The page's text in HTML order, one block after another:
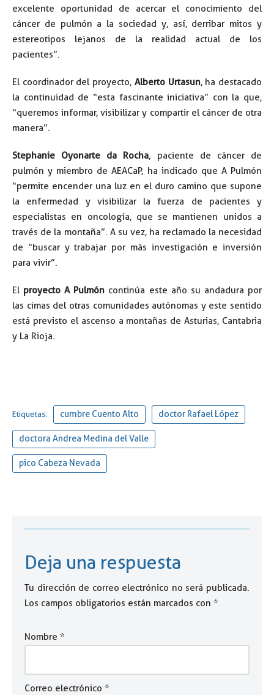
excelente oportunidad de acercar el conocimiento del
cáncer de pulmón a la sociedad y, así, derribar mitos y
estereotipos lejanos de la realidad actual de los
pacientes”.
El coordinador del proyecto, Alberto Urtasun, ha destacado
la continuidad de “esta fascinante iniciativa” con la que,
“queremos informar, visibilizar y compartir el cáncer de otra
manera”.
Stephanie Oyonarte da Rocha, paciente de cáncer de
pulmón y miembro de AEACaP, ha indicado que A Pulmón
“permite encender una luz en el duro camino que supone
la enfermedad y visibilizar la fuerza de pacientes y
especialistas en oncología, que se mantienen unidos a
través de la montaña”. A su vez, ha reclamado la necesidad
de “buscar y trabajar por más investigación e inversión
para vivir”.
El proyecto A Pulmón continúa este año su andadura por
las cimas del otras comunidades autónomas y este sentido
está previsto el ascenso a montañas de Asturias, Cantabria
y La Rioja.
Etiquetas: cumbre Cuento Alto doctor Rafael López
doctora Andrea Medina del Valle
pico Cabeza Nevada
Deja una respuesta
Tu dirección de correo electrónico no será publicada.
Los campos obligatorios están marcados con *
Nombre *
Correo electrónico *